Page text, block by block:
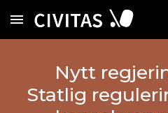
Skip to main content
Nytt
Statlig